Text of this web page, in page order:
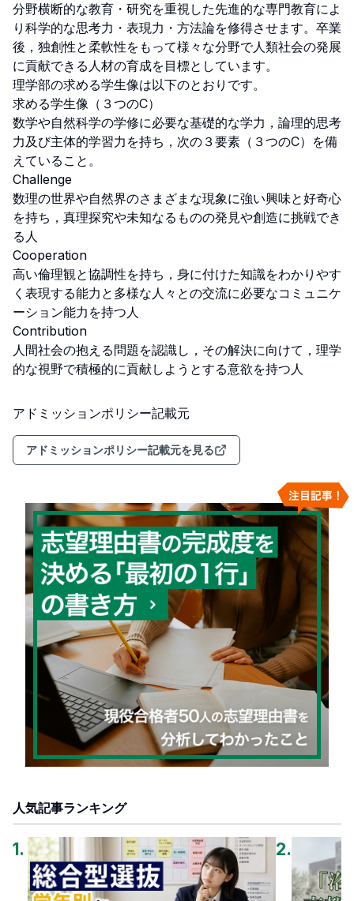
分野横断的な教育・研究を重視した先進的な専門教育によ
り科学的な思考力・表現力・方法論を修得させます。卒業
後，独創性と柔軟性をもって様々な分野で人類社会の発展
に貢献できる人材の育成を目標としています。
理学部の求める学生像は以下のとおりです。
求める学生像（３つのC）
数学や自然科学の学修に必要な基礎的な学力，論理的思考
力及び主体的学習力を持ち，次の３要素（３つのC）を備
えていること。
Challenge
数理の世界や自然界のさまざまな現象に強い興味と好奇心
を持ち，真理探究や未知なるものの発見や創造に挑戦でき
る人
Cooperation
高い倫理観と協調性を持ち，身に付けた知識をわかりやす
く表現する能力と多様な人々との交流に必要なコミュニケ
ーション能力を持つ人
Contribution
人間社会の抱える問題を認識し，その解決に向けて，理学
的な視野で積極的に貢献しようとする意欲を持つ人
アドミッションポリシー記載元
アドミッションポリシー記載元を見る
人気記事ランキング
1 . 2.